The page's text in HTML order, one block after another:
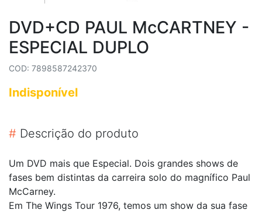
DVD+CD PAUL McCARTNEY -
ESPECIAL DUPLO
COD: 7898587242370
Indisponível
# Descrição do produto
Um DVD mais que Especial. Dois grandes shows de
fases bem distintas da carreira solo do magnífico Paul
McCarney.
Em The Wings Tour 1976, temos um show da sua fase